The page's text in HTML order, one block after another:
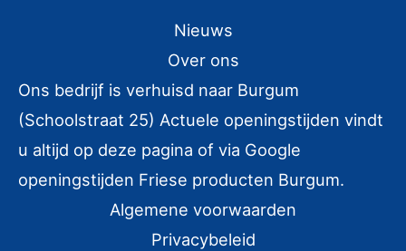
n
a
a
r
Nieuws
Over ons
Ons bedrijf is verhuisd naar Burgum
(Schoolstraat 25) Actuele openingstijden vindt
u altijd op deze pagina of via Google
openingstijden Friese producten Burgum.
Algemene voorwaarden
Privacybeleid